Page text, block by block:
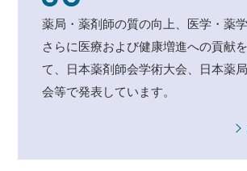
薬局・薬剤師の質の向上、医学・薬学
さらに医療および健康増進への貢献
て、日本薬剤師会学術大会、日本薬
会等で発表しています。